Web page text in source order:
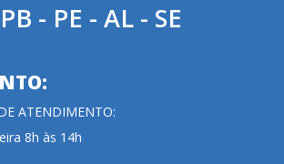
PB - PE - AL - SE
ATENDIMENTO:
8h às 14h